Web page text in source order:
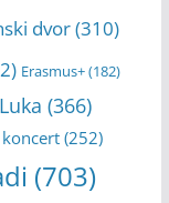
dvor(310)
Erasmus+(182)
(366)
koncert(252)
(703)